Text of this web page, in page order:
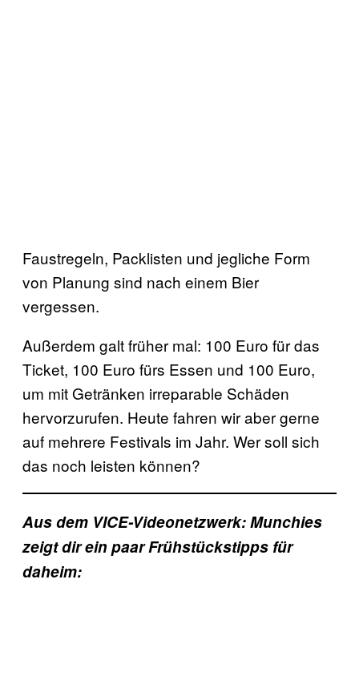
Faustregeln, Packlisten und jegliche Form
von Planung sind nach einem Bier
vergessen.
Außerdem galt früher mal: 100 Euro für das
Ticket, 100 Euro fürs Essen und 100 Euro,
um mit Getränken irreparable Schäden
hervorzurufen. Heute fahren wir aber gerne
auf mehrere Festivals im Jahr. Wer soll sich
das noch leisten können?
Aus dem VICE-Videonetzwerk: Munchies
zeigt dir ein paar Frühstückstipps für
daheim: